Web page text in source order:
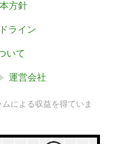
方針
ライン
いて
運営会社
による収益を得ていま